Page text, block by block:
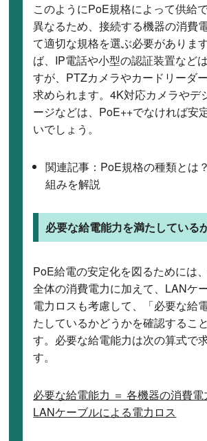
このようにPoE規格によって供給
異なるため、接続する機器の消費
て適切な規格を選ぶ必要がありま
ば、IP電話や小型の認証装置など
すが、PTZカメラやカードリーダ
求められます。4K対応カメラやデ
ージなどは、PoE++でなければ安
いでしょう。
関連記事： PoE規格の種類とは
組みを解説
必要な給電能力を満たしている
PoE給電の安定化を図るためには
全体の消費電力に加えて、LANケ
電力ロスも考慮して、「必要な給
たしているかどうかを確認するこ
す。必要な給電能力は次の算式で
す。
必要な給電能力 ＝ 各機器の消費電
LANケーブルによる電力ロス